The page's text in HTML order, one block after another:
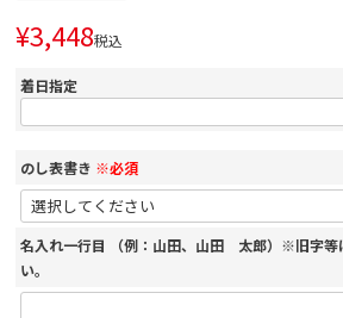
¥3,448税込
着日指定
のし表書き ※必須
名入れ一行目 （例：山田、山田 太郎）※旧字等
い。